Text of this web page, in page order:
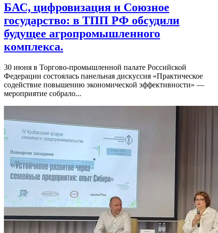
БАС, цифровизация и Союзное
государство: в ТПП РФ обсудили
будущее агропромышленного
комплекса.
30 июня в Торгово-промышленной палате Российской
Федерации состоялась панельная дискуссия «Практическое
содействие повышению экономической эффективности» —
мероприятие собрало...